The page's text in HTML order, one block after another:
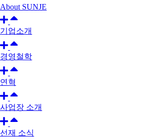
About SUNJE
기업소개
경영철학
연혁
사업장 소개
선재 소식